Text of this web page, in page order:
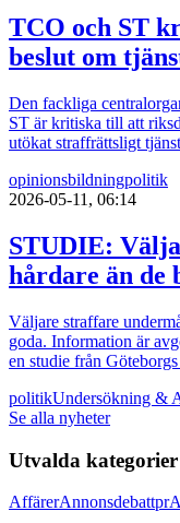
TCO och ST
beslut om
Den fackliga
ST är kritiska till att
utökat straffrättsligt
opinionsbildningpolitik
2026-05-11, 06:14
STUDIE:
hårdare än de
Väljare straffare
goda. Information är
en studie från
politikUndersökning &
Se alla nyheter
Utvalda kategorier
AffärerAnnonsdebattpr